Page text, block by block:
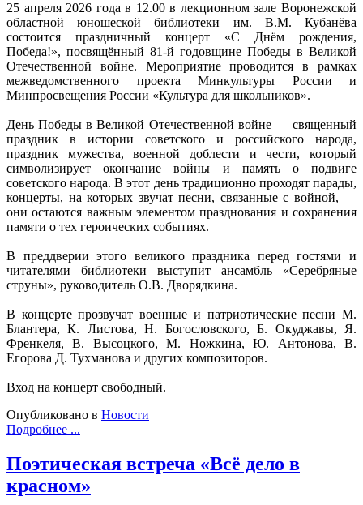
25 апреля 2026 года в 12.00 в лекционном зале Воронежской
областной юношеской библиотеки им. В.М. Кубанёва
состоится праздничный концерт «С Днём рождения,
Победа!», посвящённый 81-й годовщине Победы в Великой
Отечественной войне. Мероприятие проводится в рамках
межведомственного проекта Минкультуры России и
Минпросвещения России «Культура для школьников».
День Победы в Великой Отечественной войне — священный
праздник в истории советского и российского народа,
праздник мужества, военной доблести и чести, который
символизирует окончание войны и память о подвиге
советского народа. В этот день традиционно проходят парады,
концерты, на которых звучат песни, связанные с войной, —
они остаются важным элементом празднования и сохранения
памяти о тех героических событиях.
В преддверии этого великого праздника перед гостями и
читателями библиотеки выступит ансамбль «Серебряные
струны», руководитель О.В. Дворядкина.
В концерте прозвучат военные и патриотические песни М.
Блантера, К. Листова, Н. Богословского, Б. Окуджавы, Я.
Френкеля, В. Высоцкого, М. Ножкина, Ю. Антонова, В.
Егорова Д. Тухманова и других композиторов.
Вход на концерт свободный.
Опубликовано в Новости
Подробнее ...
Поэтическая встреча «Всё дело в
красном»